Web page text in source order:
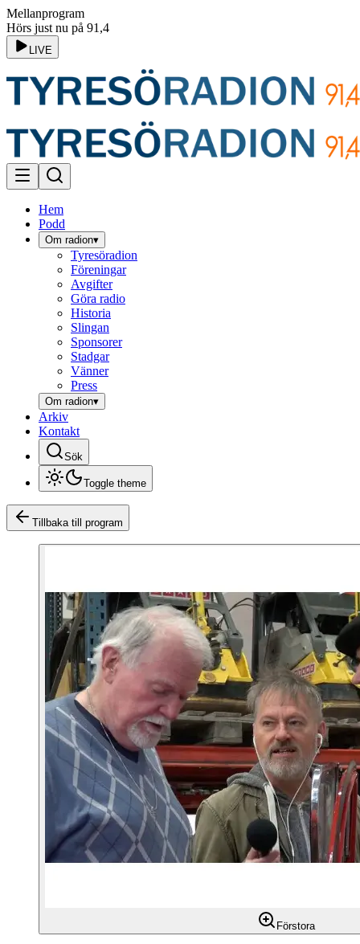
Mellanprogram
Hörs just nu på 91,4
LIVE
Hem
Podd
Om radion▾
Tyresöradion
Föreningar
Avgifter
Göra radio
Historia
Slingan
Sponsorer
Stadgar
Vänner
Press
Om radion▾
Arkiv
Kontakt
Sök
Toggle theme
Tillbaka till program
Förstora